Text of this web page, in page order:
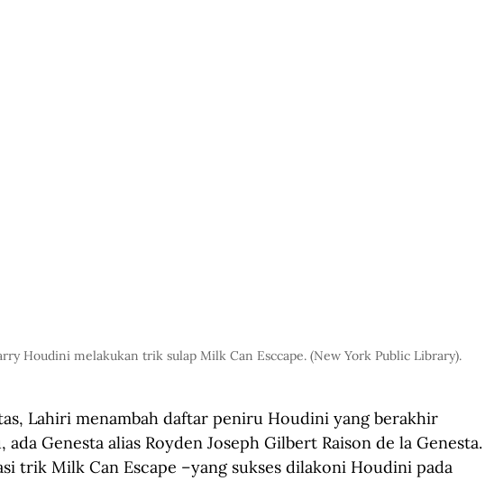
Houdini melakukan trik sulap Milk Can Esccape. (New York Public Library).
Lahiri menambah daftar peniru Houdini yang berakhir
ada Genesta alias Royden Joseph Gilbert Raison de la Genesta.
trik Milk Can Escape –yang sukses dilakoni Houdini pada